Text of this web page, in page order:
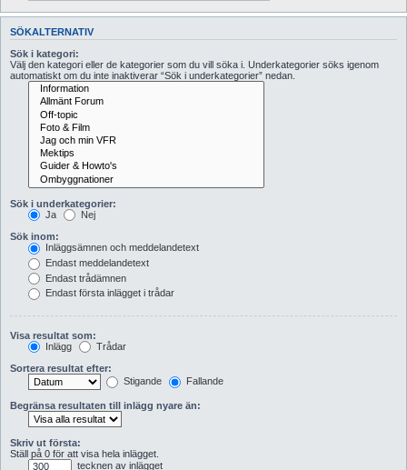
SÖKALTERNATIV
Sök i kategori:
Välj den kategori eller de kategorier som du vill söka i. Underkategorier söks igenom
automatiskt om du inte inaktiverar “Sök i underkategorier” nedan.
Sök i underkategorier:
Ja
Nej
Sök inom:
Inläggsämnen och meddelandetext
Endast meddelandetext
Endast trådämnen
Endast första inlägget i trådar
Visa resultat som:
Inlägg
Trådar
Sortera resultat efter:
Stigande
Fallande
Begränsa resultaten till inlägg nyare än:
Skriv ut första:
Ställ på 0 för att visa hela inlägget.
tecknen av inlägget